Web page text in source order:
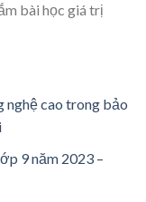
bài học giá trị
nghệ cao trong bảo
9 năm 2023 –